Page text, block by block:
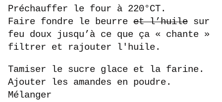
Préchauffer le four à 220°CT.
Faire fondre le beurre et l’huile sur
feu doux jusqu’à ce que ça « chante »
filtrer et rajouter l'huile.
Tamiser le sucre glace et la farine.
Ajouter les amandes en poudre.
Mélanger